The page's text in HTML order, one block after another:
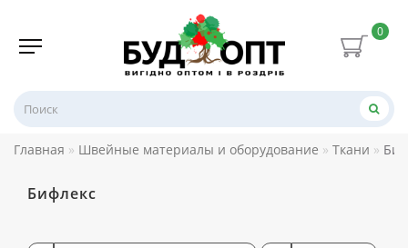
0
Главная Швейные материалы и оборудование Ткани
Бифлекс